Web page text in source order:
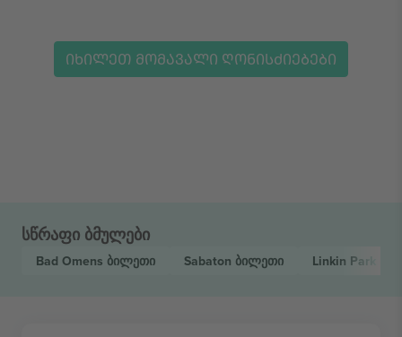
ᲘᲮᲘᲚᲔᲗ ᲛᲝᲛᲐᲕᲐᲚᲘ ᲦᲝᲜᲘᲡᲫᲘᲔᲑᲔᲑᲘ
სწრაფი ბმულები
Bad Omens ბილეთი Sabaton ბილეთი Linkin Park